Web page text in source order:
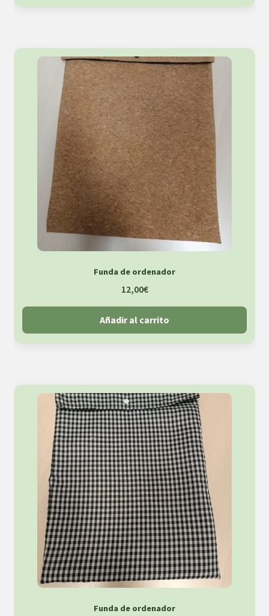
Funda de ordenador
12,00€
Añadir al carrito
Funda de ordenador